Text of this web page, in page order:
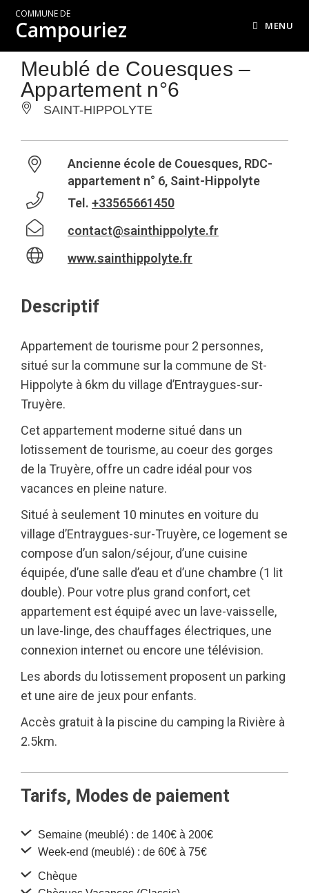
COMMUNE DE
Campouriez MENU
Meublé de Couesques –
Appartement n°6
SAINT-HIPPOLYTE
Ancienne école de Couesques, RDC-
appartement n° 6, Saint-Hippolyte
Tel. +33565661450
contact@sainthippolyte.fr
www.sainthippolyte.fr
Descriptif
Appartement de tourisme pour 2 personnes,
situé sur la commune sur la commune de St-
Hippolyte à 6km du village d’Entraygues-sur-
Truyère.
Cet appartement moderne situé dans un
lotissement de tourisme, au coeur des gorges
de la Truyère, offre un cadre idéal pour vos
vacances en pleine nature.
Situé à seulement 10 minutes en voiture du
village d’Entraygues-sur-Truyère, ce logement se
compose d’un salon/séjour, d’une cuisine
équipée, d’une salle d’eau et d’une chambre (1 lit
double). Pour votre plus grand confort, cet
appartement est équipé avec un lave-vaisselle,
un lave-linge, des chauffages électriques, une
connexion internet ou encore une télévision.
Les abords du lotissement proposent un parking
et une aire de jeux pour enfants.
Accès gratuit à la piscine du camping la Rivière à
2.5km.
Tarifs, Modes de paiement
Semaine (meublé) : de 140€ à 200€
Week-end (meublé) : de 60€ à 75€
Chèque